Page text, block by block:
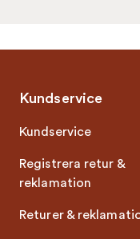
Kundservice
Kundservice
Registrera retur &
reklamation
Returer &